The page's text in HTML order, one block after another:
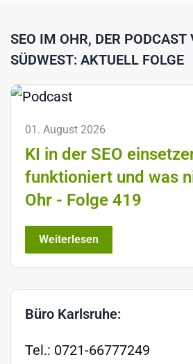
SEO IM OHR, DER PODCAST
SÜDWEST: AKTUELL FOLGE
01. August 2026
KI in der SEO
funktioniert und was
Ohr - Folge 419
Weiterlesen
Büro Karlsruhe:
Tel.: 0721-66777249